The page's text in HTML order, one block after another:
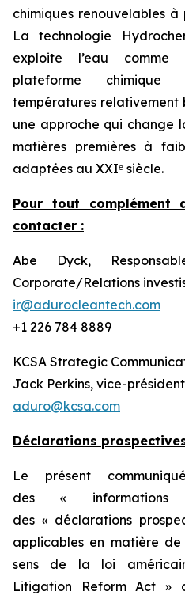
chimiques renouvelables
La technologie
exploite l’eau comme
plateforme
températures relativement
une approche qui change
matières premières à
adaptées au XXIᵉ siècle.
Pour tout complément
contacter :
Abe Dyck,
Corporate/Relations
ir@adurocleantech.com
+1 226 784 8889
KCSA Strategic
Jack Perkins, vice-
aduro@kcsa.com
Déclarations
Le présent
des «
des « déclarations
applicables en matière
sens de la loi
Litigation Reform Act »